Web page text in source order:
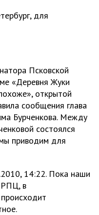
для
Псковской
«Деревня Жуки
открытой
сообщения глава
Бурченкова. Между
состоялся
приводим для
14:22. Пока наши
РПЦ, в